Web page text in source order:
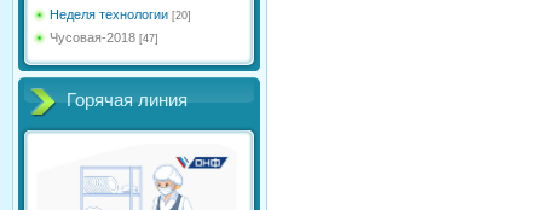
Неделя технологии [20]
Чусовая-2018 [47]
Горячая линия